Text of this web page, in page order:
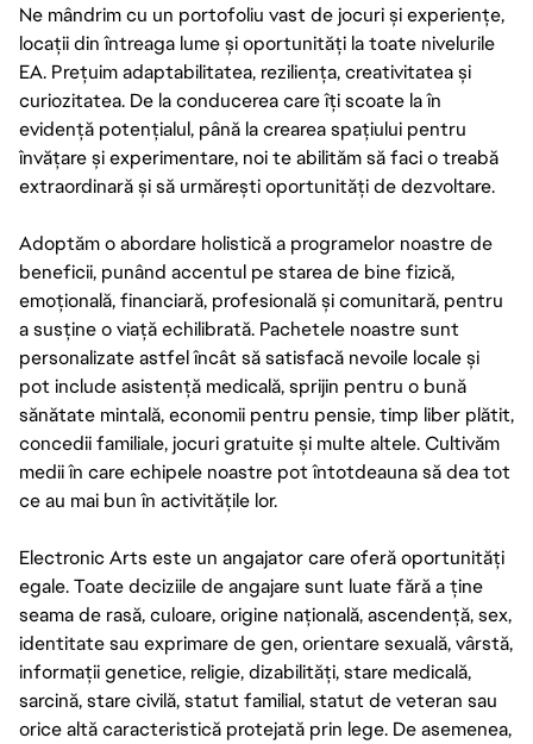
Ne mândrim cu un portofoliu vast de jocuri și experiențe,
locații din întreaga lume și oportunități la toate nivelurile
EA. Prețuim adaptabilitatea, reziliența, creativitatea și
curiozitatea. De la conducerea care îți scoate la în
evidență potențialul, până la crearea spațiului pentru
învățare și experimentare, noi te abilităm să faci o treabă
extraordinară și să urmărești oportunități de dezvoltare.
Adoptăm o abordare holistică a programelor noastre de
beneficii, punând accentul pe starea de bine fizică,
emoțională, financiară, profesională și comunitară, pentru
a susține o viață echilibrată. Pachetele noastre sunt
personalizate astfel încât să satisfacă nevoile locale și
pot include asistență medicală, sprijin pentru o bună
sănătate mintală, economii pentru pensie, timp liber plătit,
concedii familiale, jocuri gratuite și multe altele. Cultivăm
medii în care echipele noastre pot întotdeauna să dea tot
ce au mai bun în activitățile lor.
Electronic Arts este un angajator care oferă oportunități
egale. Toate deciziile de angajare sunt luate fără a ține
seama de rasă, culoare, origine națională, ascendență, sex,
identitate sau exprimare de gen, orientare sexuală, vârstă,
informații genetice, religie, dizabilități, stare medicală,
sarcină, stare civilă, statut familial, statut de veteran sau
orice altă caracteristică protejată prin lege. De asemenea,